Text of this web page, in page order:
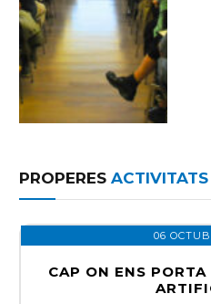
PROPERES ACTIVITATS
06
CAP ON ENS